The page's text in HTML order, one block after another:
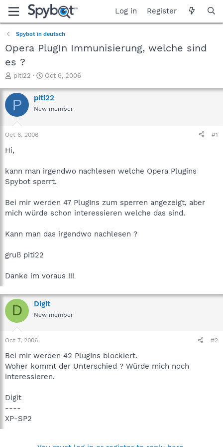
Log in Register
Spybot in deutsch
Opera PlugIn Immunisierung, welche sind
es ?
T
r
e
a
t
r
e
r
piti22
S
a
r
t
Oct 6, 2006
P piti22
New member
Oct 6, 2006 #1
Hi,
kann man irgendwo nachlesen welche Opera Plugins
Spybot sperrt.
Bei mir werden 47 PlugIns zum sperren angezeigt, aber
mich würde schon interessieren welche das sind.
Kann man das irgendwo nachlesen ?
gruß piti22
Danke im voraus !!!
D Digit
New member
Oct 7, 2006 #2
Bei mir werden 42 PlugIns blockiert.
Woher kommt der Unterschied ? Würde mich noch
interessieren.
Digit
----
XP-SP2